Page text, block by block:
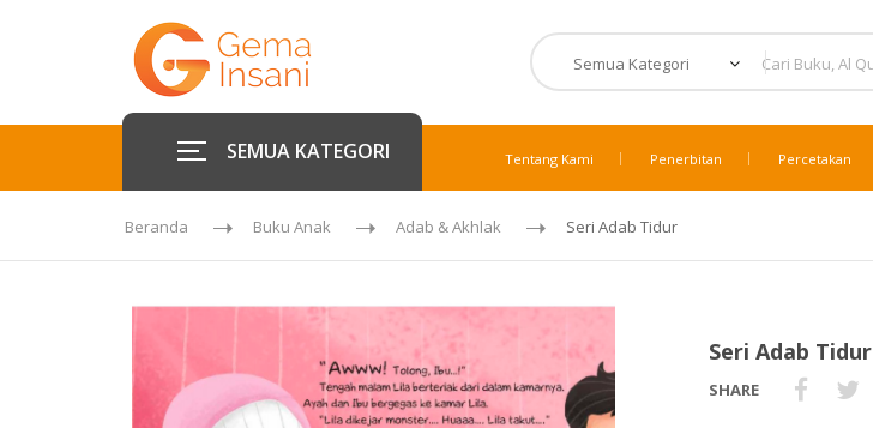
SEMUA KATEGORI Tentang Kami Penerbitan Percetakan
Beranda Buku Anak Adab & Akhlak Seri Adab Tidur
Seri Adab Tidur
SHARE